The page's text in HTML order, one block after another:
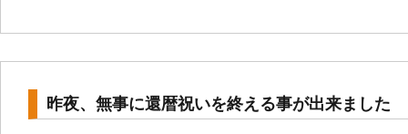
昨夜、無事に還暦祝いを終える事が出来ました